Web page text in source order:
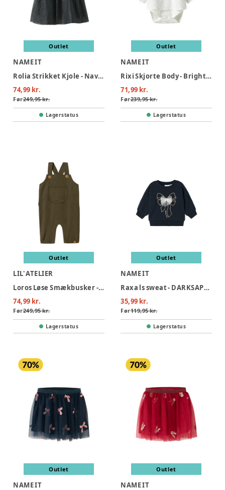
Outlet
NAME IT
Rolia Strikket Kjole - Navy Blazer
74,99 kr.
Før249,95 kr.
Lagerstatus
Outlet
NAME IT
Rixi Skjorte Body - Bright White
71,99 kr.
Før239,95 kr.
Lagerstatus
Outlet
LIL' ATELIER
Loros Løse Smækbusker - SEA TURTLE
74,99 kr.
Før249,95 kr.
Lagerstatus
Outlet
NAME IT
Raxa ls sweat - DARKSAPPHI
35,99 kr.
Før119,95 kr.
Lagerstatus
Outlet
NAME IT
Outlet
NAME IT